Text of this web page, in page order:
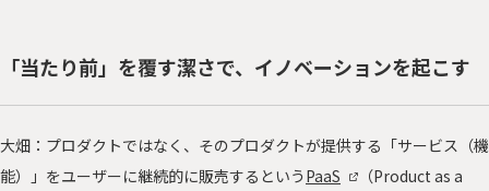
「当たり前」を覆す潔さで、イノベーションを起こす
大畑：プロダクトではなく、そのプロダクトが提供する「サービス（機
能）」をユーザーに継続的に販売するという PaaS
（Product as a